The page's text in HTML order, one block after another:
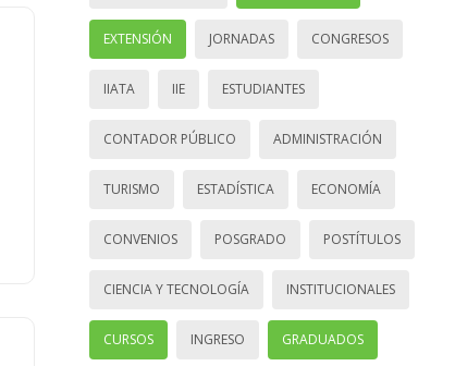
EXTENSIÓN JORNADAS CONGRESOS
IIATA IIE ESTUDIANTES
CONTADOR PÚBLICO ADMINISTRACIÓN
TURISMO ESTADÍSTICA ECONOMÍA
CONVENIOS POSGRADO POSTÍTULOS
CIENCIA Y TECNOLOGÍA INSTITUCIONALES
CURSOS INGRESO GRADUADOS